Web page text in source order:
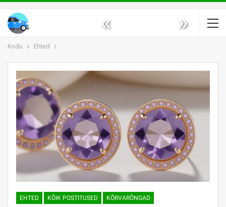
« »
Kodu Ehted
EHTED KÕIK POSTITUSED KÕRVARÕNGAD